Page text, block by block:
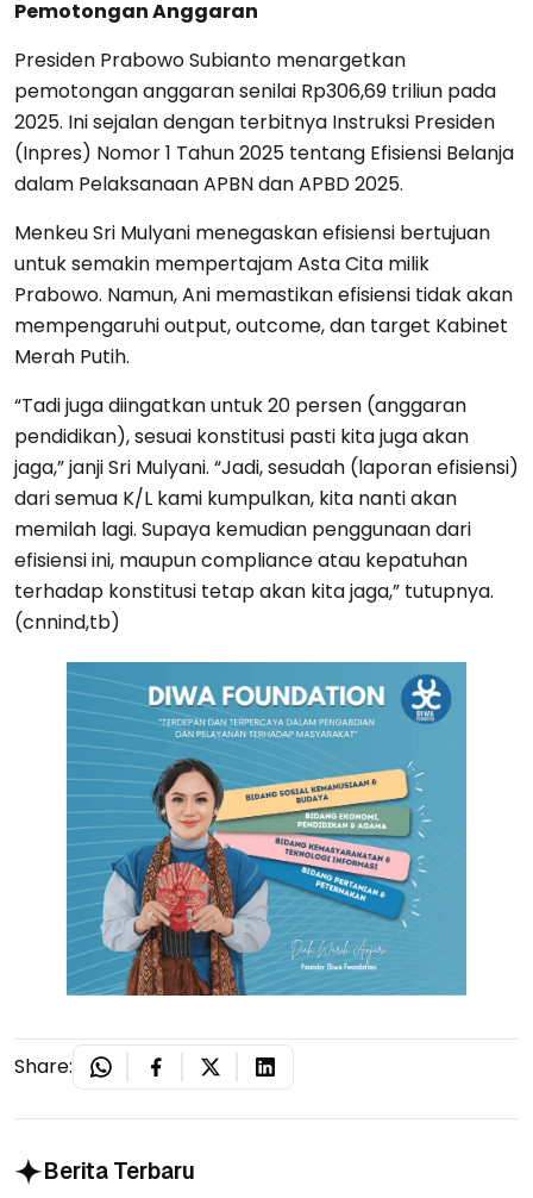
Pemotongan Anggaran
Presiden Prabowo Subianto menargetkan
pemotongan anggaran senilai Rp306,69 triliun pada
2025. Ini sejalan dengan terbitnya Instruksi Presiden
(Inpres) Nomor 1 Tahun 2025 tentang Efisiensi Belanja
dalam Pelaksanaan APBN dan APBD 2025.
Menkeu Sri Mulyani menegaskan efisiensi bertujuan
untuk semakin mempertajam Asta Cita milik
Prabowo. Namun, Ani memastikan efisiensi tidak akan
mempengaruhi output, outcome, dan target Kabinet
Merah Putih.
“Tadi juga diingatkan untuk 20 persen (anggaran
pendidikan), sesuai konstitusi pasti kita juga akan
jaga,” janji Sri Mulyani. “Jadi, sesudah (laporan efisiensi)
dari semua K/L kami kumpulkan, kita nanti akan
memilah lagi. Supaya kemudian penggunaan dari
efisiensi ini, maupun compliance atau kepatuhan
terhadap konstitusi tetap akan kita jaga,” tutupnya.
(cnnind,tb)
Share:
Berita Terbaru